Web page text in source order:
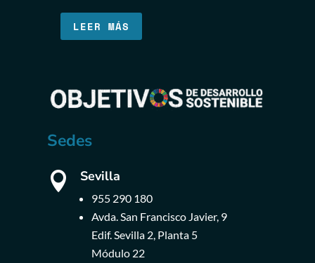
LEER MÁS
Sedes
 Sevilla
955 290 180
Avda. San Francisco Javier, 9
Edif. Sevilla 2, Planta 5
Módulo 22